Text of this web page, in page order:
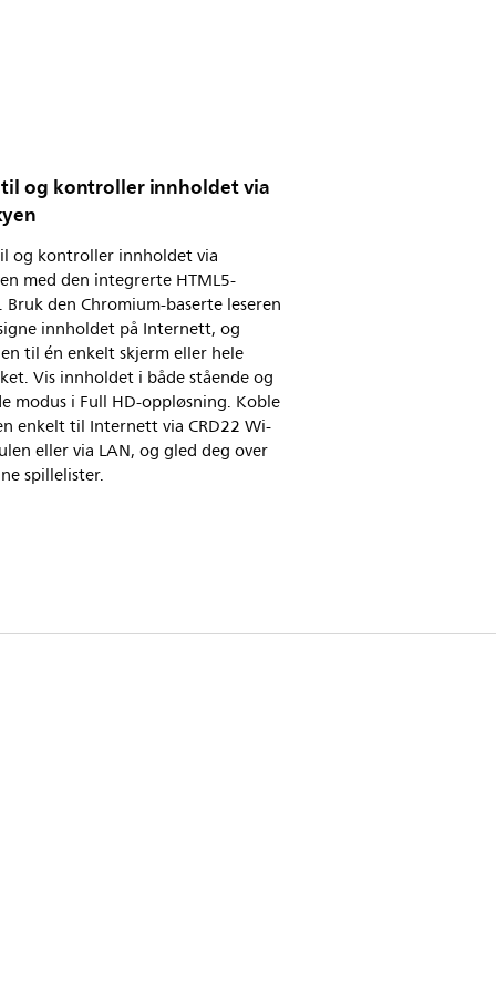
og kontroller innholdet via
og kontroller innholdet via
med den integrerte HTML5-
Bruk den Chromium-baserte leseren
innholdet på Internett, og
til én enkelt skjerm eller hele
Vis innholdet i både stående og
modus i Full HD-oppløsning. Koble
enkelt til Internett via CRD22 Wi-
eller via LAN, og gled deg over
spillelister.